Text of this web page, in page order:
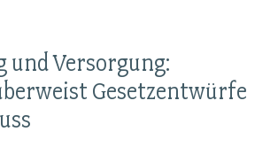
und Versorgung:
Gesetzentwürfe